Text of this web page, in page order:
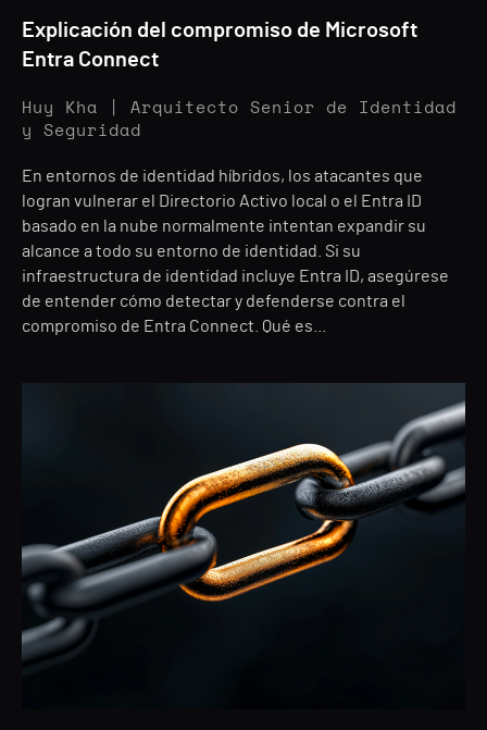
Explicación del compromiso de Microsoft
Entra Connect
Huy Kha | Arquitecto Senior de Identidad
y Seguridad
En entornos de identidad híbridos, los atacantes que
logran vulnerar el Directorio Activo local o el Entra ID
basado en la nube normalmente intentan expandir su
alcance a todo su entorno de identidad. Si su
infraestructura de identidad incluye Entra ID, asegúrese
de entender cómo detectar y defenderse contra el
compromiso de Entra Connect. Qué es...